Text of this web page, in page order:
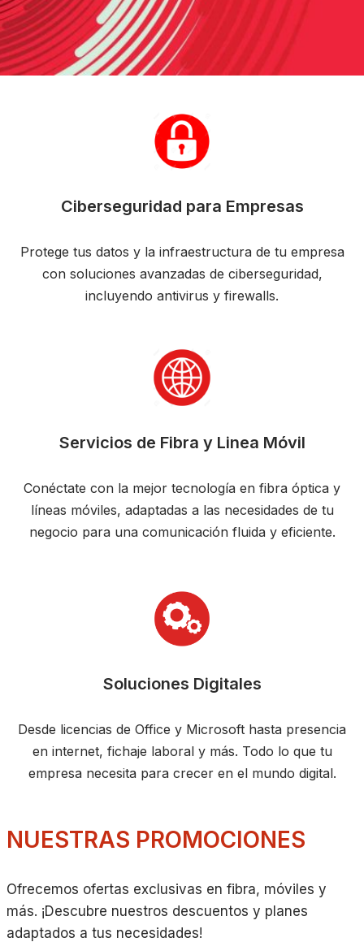
Ciberseguridad para Empresas
Protege tus datos y la infraestructura de tu empresa
con soluciones avanzadas de ciberseguridad,
incluyendo antivirus y firewalls.
Servicios de Fibra y Linea Móvil
Conéctate con la mejor tecnología en fibra óptica y
líneas móviles, adaptadas a las necesidades de tu
negocio para una comunicación fluida y eficiente.
Soluciones Digitales
Desde licencias de Office y Microsoft hasta presencia
en internet, fichaje laboral y más. Todo lo que tu
empresa necesita para crecer en el mundo digital.
NUESTRAS PROMOCIONES
Ofrecemos ofertas exclusivas en fibra, móviles y
más. ¡Descubre nuestros descuentos y planes
adaptados a tus necesidades!